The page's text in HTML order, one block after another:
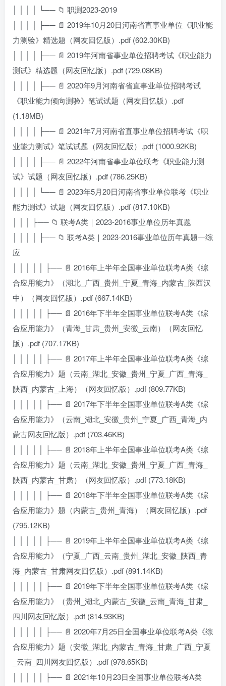
│ │ │ │ └── 📁 职测2023-2019
│ │ │ │ ├── 📄 2019年10月20日河南省直事业单位《职业能
力测验》精选题（网友回忆版）.pdf (602.30KB)
│ │ │ │ ├── 📄 2019年河南省事业单位招聘考试《职业能力
测试》精选题（网友回忆版）.pdf (729.08KB)
│ │ │ │ ├── 📄 2020年9月河南省省直事业单位招聘考试
《职业能力倾向测验》笔试试题（网友回忆版）.pdf
(1.18MB)
│ │ │ │ ├── 📄 2021年7月河南省直事业单位招聘考试《职
业能力测试》笔试试题（网友回忆版）.pdf (1000.92KB)
│ │ │ │ ├── 📄 2022年河南省事业单位联考《职业能力测
试》试题（网友回忆版）.pdf (786.25KB)
│ │ │ │ └── 📄 2023年5月20日河南省事业单位联考《职业
能力测试》试题（网友回忆版）.pdf (817.10KB)
│ │ │ ├── 📁 联考A类｜2023-2016事业单位历年真题
│ │ │ │ ├── 📁 联考A类｜2023-2016事业单位历年真题—综
应
│ │ │ │ │ ├── 📄 2016年上半年全国事业单位联考A类《综
合应用能力》（湖北_广西_贵州_宁夏_青海_内蒙古_陕西汉
中）（网友回忆版）.pdf (667.14KB)
│ │ │ │ │ ├── 📄 2016年下半年全国事业单位联考A类《综
合应用能力》（青海_甘肃_贵州_安徽_云南）（网友回忆
版）.pdf (707.17KB)
│ │ │ │ │ ├── 📄 2017年上半年全国事业单位联考A类《综
合应用能力》题（云南_湖北_安徽_贵州_宁夏_广西_青海_
陕西_内蒙古_上海）（网友回忆版）.pdf (809.77KB)
│ │ │ │ │ ├── 📄 2017年下半年全国事业单位联考A类《综
合应用能力》（云南_湖北_安徽_贵州_宁夏_广西_青海_内
蒙古网友回忆版）.pdf (703.46KB)
│ │ │ │ │ ├── 📄 2018年上半年全国事业单位联考A类《综
合应用能力》题（云南_湖北_安徽_贵州_宁夏_广西_青海_
陕西_内蒙古_甘肃）（网友回忆版）.pdf (773.18KB)
│ │ │ │ │ ├── 📄 2018年下半年全国事业单位联考A类《综
合应用能力》题（内蒙古_贵州_青海）（网友回忆版）.pdf
(795.12KB)
│ │ │ │ │ ├── 📄 2019年上半年全国事业单位联考A类《综
合应用能力》（宁夏_广西_云南_贵州_湖北_安徽_陕西_青
海_内蒙古_甘肃网友回忆版）.pdf (891.14KB)
│ │ │ │ │ ├── 📄 2019年下半年全国事业单位联考A类《综
合应用能力》（贵州_湖北_内蒙古_安徽_云南_青海_甘肃_
四川网友回忆版）.pdf (814.93KB)
│ │ │ │ │ ├── 📄 2020年7月25日全国事业单位联考A类《综
合应用能力》题（安徽_湖北_内蒙古_青海_甘肃_广西_宁夏
_云南_四川网友回忆版）.pdf (978.65KB)
│ │ │ │ │ ├── 📄 2021年10月23日全国事业单位联考A类